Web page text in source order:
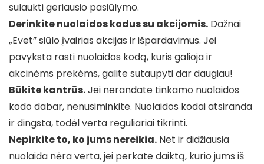
sulaukti geriausio pasiūlymo.
Derinkite nuolaidos kodus su akcijomis. Dažnai
„Evet” siūlo įvairias akcijas ir išpardavimus. Jei
pavyksta rasti nuolaidos kodą, kuris galioja ir
akcinėms prekėms, galite sutaupyti dar daugiau!
Būkite kantrūs.Jei nerandate tinkamo nuolaidos
kodo dabar, nenusiminkite. Nuolaidos kodai atsiranda
ir dingsta, todėl verta reguliariai tikrinti.
Nepirkite to, ko jums nereikia. Net ir didžiausia
nuolaida nėra verta, jei perkate daiktą, kurio jums iš